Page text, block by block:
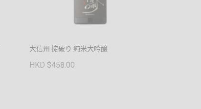
大信州 掟破り 純米大吟醸
HKD $458.00